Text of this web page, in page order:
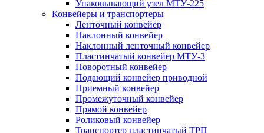
Упаковывающий узел МТУ-225
Конвейеры и транспортеры
Ленточный конвейер
Наклонный конвейер
Наклонный ленточный конвейер
Пластинчатый конвейер МТУ-3
Поворотный конвейер
Подающий конвейер приводной
Приемный конвейер
Промежуточный конвейер
Прямой конвейер
Роликовый конвейер
Транспортер пластинчатый ТРП